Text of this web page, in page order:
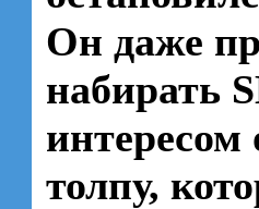
Он даже
набирать
интересом
толпу,